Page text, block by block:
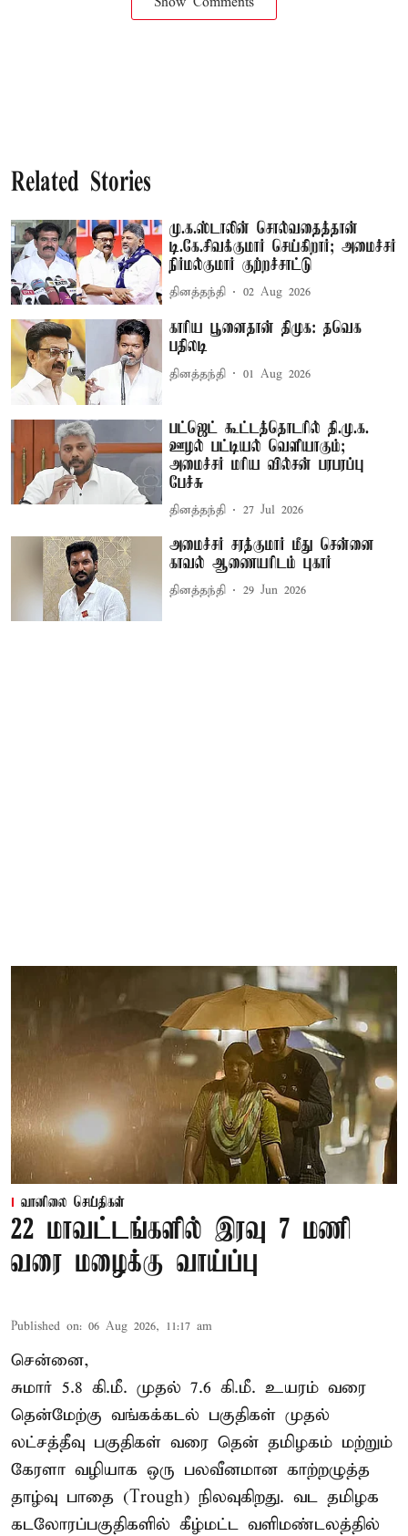
Related Stories
மு.க.ஸ்டாலின் சொல்வதைத்தான்
டி.கே.சிவக்குமார் செய்கிறார்; அமைச்சர்
நிர்மல்குமார் குற்றச்சாட்டு
தினத்தந்தி 02 Aug 2026
காரிய பூனைதான் திமுக: தவெக
பதிலடி
தினத்தந்தி 01 Aug 2026
பட்ஜெட் கூட்டத்தொடரில் தி.மு.க.
ஊழல் பட்டியல் வெளியாகும்;
அமைச்சர் மரிய வில்சன் பரபரப்பு
பேச்சு
தினத்தந்தி 27 Jul 2026
அமைச்சர் சரத்குமார் மீது சென்னை
காவல் ஆணையரிடம் புகார்
தினத்தந்தி 29 Jun 2026
வானிலை செய்திகள்
22 மாவட்டங்களில் இரவு 7 மணி
வரை மழைக்கு வாய்ப்பு
Published on: 06 Aug 2026, 11:17 am
சென்னை,
சுமார் 5.8 கி.மீ. முதல் 7.6 கி.மீ. உயரம் வரை
தென்மேற்கு வங்கக்கடல் பகுதிகள் முதல்
லட்சத்தீவு பகுதிகள் வரை தென் தமிழகம் மற்றும்
கேரளா வழியாக ஒரு பலவீனமான காற்றழுத்த
தாழ்வு பாதை (Trough) நிலவுகிறது. வட தமிழக
கடலோரப்பகுதிகளில் கீழ்மட்ட வளிமண்டலத்தில்